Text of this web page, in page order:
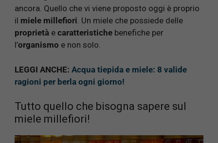
ancora. Quello che vi viene proposto oggi è proprio
il miele millefiori. Un miele che possiede delle
proprietà e caratteristiche benefiche per
l’organismo e non solo.
LEGGI ANCHE: Acqua tiepida e miele: 8 valide
ragioni per berla ogni giorno!
Tutto quello che bisogna sapere sul
miele millefiori!